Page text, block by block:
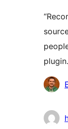
plugin.